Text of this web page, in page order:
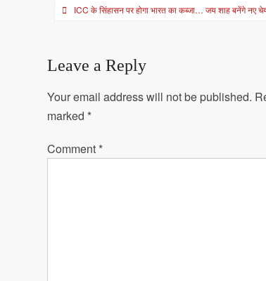
PostICC के सिंहासन पर होगा भारत का कब्जा… जय शाह बनेंगे नए
Leave a Reply
Your email address will not be published.
marked *
Comment *